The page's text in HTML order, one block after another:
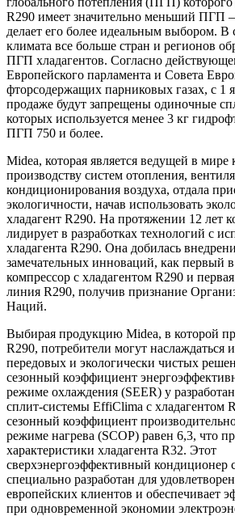
R290 имеет значительно меньший ПГП
делает его более идеальным выбором. В
климата все больше стран и регионов
ПГП хладагентов. Согласно
Европейского парламента и Совета
фторсодержащих парниковых газах, с 1
продаже будут запрещены одиночные
которых используется менее 3 кг
ПГП 750 и более.
Midea, которая является ведущей в
производству систем отопления,
кондиционирования воздуха, отдала
экологичности, начав использовать
хладагент R290. На протяжении 12 лет
лидирует в разработках технологий с
хладагента R290. Она добилась
замечательных инноваций, как первый
компрессор с хладагентом R290 и
линия R290, получив признание
Наций.
Выбирая продукцию Midea, в которой
R290, потребители могут наслаждаться
передовых и экологически чистых
сезонный коэффициент
режиме охлаждения (SEER) у
сплит-системы EffiClima с хладагентом
сезонный коэффициент
режиме нагрева (SCOP) равен 6,3, что
характеристики хладагента R32. Этот
сверхэнергоэффективный кондиционер
специально разработан для
европейских клиентов и обеспечивает
при одновременной экономии